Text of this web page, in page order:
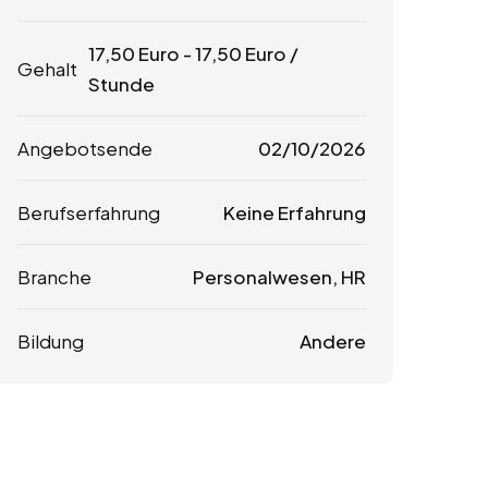
Gehalt
17,50 Euro -17,50 Euro /
Stunde
Angebotsende 02/10/2026
Berufserfahrung Keine Erfahrung
Branche Personalwesen, HR
Bildung Andere